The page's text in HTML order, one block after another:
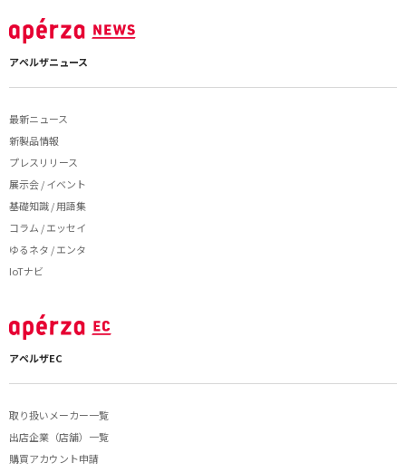
アペルザニュース
最新ニュース
新製品情報
プレスリリース
展示会 / イベント
基礎知識 / 用語集
コラム / エッセイ
ゆるネタ / エンタ
IoTナビ
アペルザEC
取り扱いメーカー一覧
出店企業（店舗）一覧
購買アカウント申請